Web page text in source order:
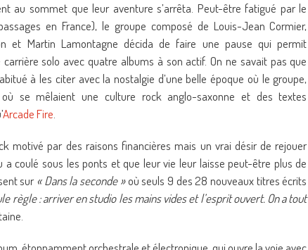
au sommet que leur aventure s’arrêta. Peut-être fatigué par le
en France), le groupe composé de Louis-Jean Cormier,
et Martin Lamontagne décida de faire une pause qui permit
solo avec quatre albums à son actif. On ne savait pas que
à les citer avec la nostalgie d’une belle époque où le groupe,
se mêlaient une culture rock anglo-saxonne et des textes
Arcade Fire
motivé par des raisons financières mais un vrai désir de rejouer
coulé sous les ponts et que leur vie leur laisse peut-être plus de
sur« Dans la seconde »où seuls 9 des 28 nouveaux titres écrits
règle : arriver en studio les mains vides et l’esprit ouvert. On a tout